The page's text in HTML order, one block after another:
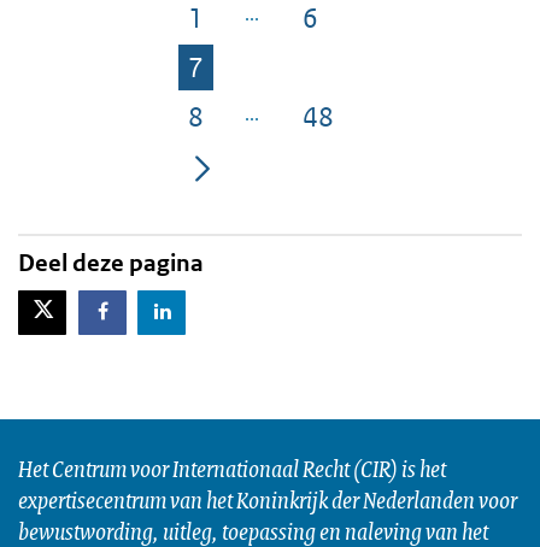
Pagina
1 Pagina
6
Pagina
7
Pagina
8 Pagina
48
Deel deze pagina
X-TwitterFacebookLinkedIn
Het Centrum voor Internationaal Recht (CIR) is het
expertisecentrum van het Koninkrijk der Nederlanden voor
bewustwording, uitleg, toepassing en naleving van het